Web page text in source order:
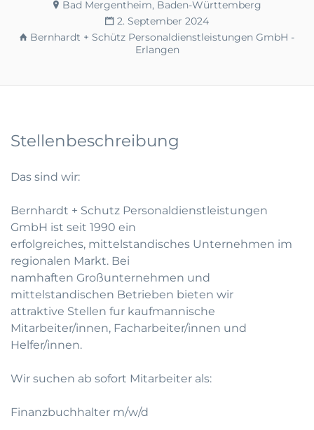
Bad Mergentheim, Baden-Württemberg
2. September 2024
Bernhardt + Schütz Personaldienstleistungen GmbH -
Erlangen
Stellenbeschreibung
Das sind wir:
Bernhardt + Schutz Personaldienstleistungen
GmbH ist seit 1990 ein
erfolgreiches, mittelstandisches Unternehmen im
regionalen Markt. Bei
namhaften Großunternehmen und
mittelstandischen Betrieben bieten wir
attraktive Stellen fur kaufmannische
Mitarbeiter/innen, Facharbeiter/innen und
Helfer/innen.
Wir suchen ab sofort Mitarbeiter als:
Finanzbuchhalter m/w/d